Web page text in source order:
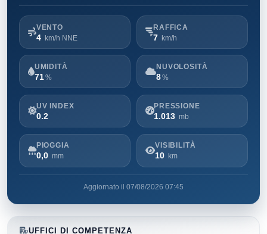
VENTO
4 km/h NNE
RAFFICA
7 km/h
UMIDITÀ
71 %
NUVOLOSITÀ
8%
UV INDEX
0.2
PRESSIONE
1.013 mb
PIOGGIA
0,0 mm
VISIBILITÀ
10 km
Aggiornato il 07/08/2026 07:45
UFFICI DI COMPETENZA